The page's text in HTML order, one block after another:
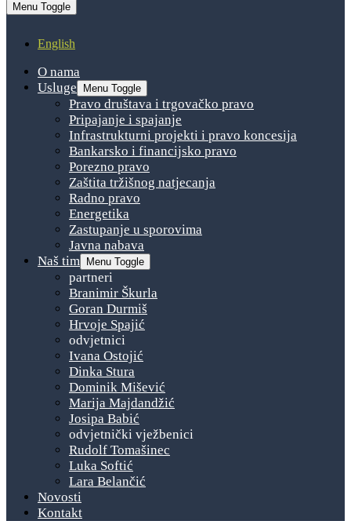
Menu Toggle
English
O nama
Usluge
Menu Toggle
Pravo društava i trgovačko pravo
Pripajanje i spajanje
Infrastrukturni projekti i pravo koncesija
Bankarsko i financijsko pravo
Porezno pravo
Zaštita tržišnog natjecanja
Radno pravo
Energetika
Zastupanje u sporovima
Javna nabava
Naš tim
Menu Toggle
partneri
Branimir Škurla
Goran Durmiš
Hrvoje Spajić
odvjetnici
Ivana Ostojić
Dinka Stura
Dominik Mišević
Marija Majdandžić
Josipa Babić
odvjetnički vježbenici
Rudolf Tomašinec
Luka Softić
Lara Belančić
Novosti
Kontakt